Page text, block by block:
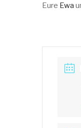
Eure Ewa